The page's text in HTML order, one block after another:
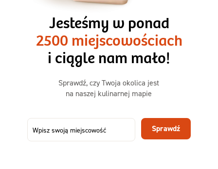
1500kcal - 2250kcal
3 sycące posiłki o większej objętości. Mniej dań,
ta sama wygoda!
50,31 zł
73,99
-32%
Menu
Jesteśmy w ponad
2500 miejscowościach
i ciągle nam mało!
Sprawdź, czy Twoja okolica jest
na naszej kulinarnej mapie
Sprawdź